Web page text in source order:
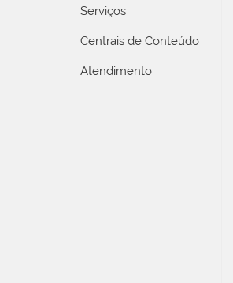
Serviços
Centrais de Conteúdo
Atendimento